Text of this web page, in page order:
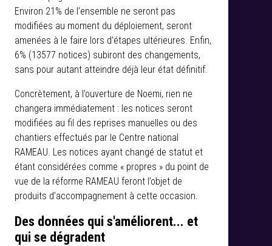
Environ 21% de l’ensemble ne seront pas
modifiées au moment du déploiement, seront
amenées à le faire lors d’étapes ultérieures. Enfin,
6% (13577 notices) subiront des changements,
sans pour autant atteindre déjà leur état définitif.
Concrètement, à l’ouverture de Noemi, rien ne
changera immédiatement : les notices seront
modifiées au fil des reprises manuelles ou des
chantiers effectués par le Centre national
RAMEAU. Les notices ayant changé de statut et
étant considérées comme « propres » du point de
vue de la réforme RAMEAU feront l’objet de
produits d’accompagnement à cette occasion.
Des données qui s'améliorent... et
qui se dégradent